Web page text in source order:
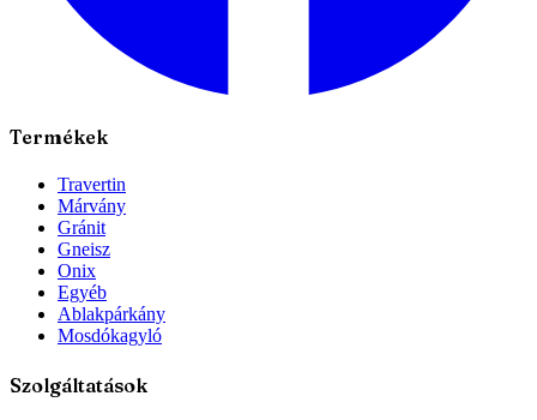
Termékek
Travertin
Márvány
Gránit
Gneisz
Onix
Egyéb
Ablakpárkány
Mosdókagyló
Szolgáltatások